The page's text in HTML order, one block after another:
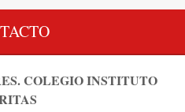
COLEGIO INSTITUTO